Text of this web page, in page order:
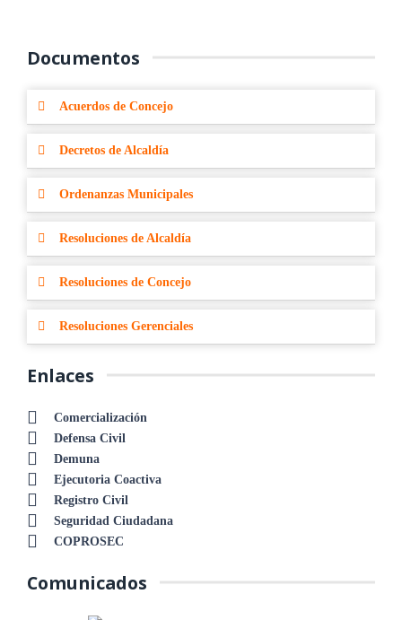
Documentos
Acuerdos de Concejo
Decretos de Alcaldía
Ordenanzas Municipales
Resoluciones de Alcaldía
Resoluciones de Concejo
Resoluciones Gerenciales
Enlaces
Comercialización
Defensa Civil
Demuna
Ejecutoria Coactiva
Registro Civil
Seguridad Ciudadana
COPROSEC
Comunicados